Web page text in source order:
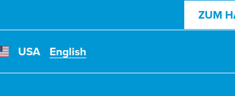
ZUM
USA English